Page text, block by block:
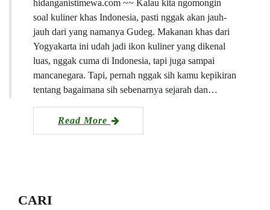
hidanganistimewa.com ~~ Kalau kita ngomongin
soal kuliner khas Indonesia, pasti nggak akan jauh-
jauh dari yang namanya Gudeg. Makanan khas dari
Yogyakarta ini udah jadi ikon kuliner yang dikenal
luas, nggak cuma di Indonesia, tapi juga sampai
mancanegara. Tapi, pernah nggak sih kamu kepikiran
tentang bagaimana sih sebenarnya sejarah dan…
Read More
CARI